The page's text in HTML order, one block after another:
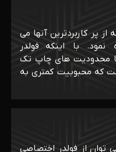
از پر کاربردترین آنها می
نمود. با اینکه فولدر
با محدودیت های چاپ تک
شده است که محبوبیت کمتری به
توان از فولدر اختصاصی